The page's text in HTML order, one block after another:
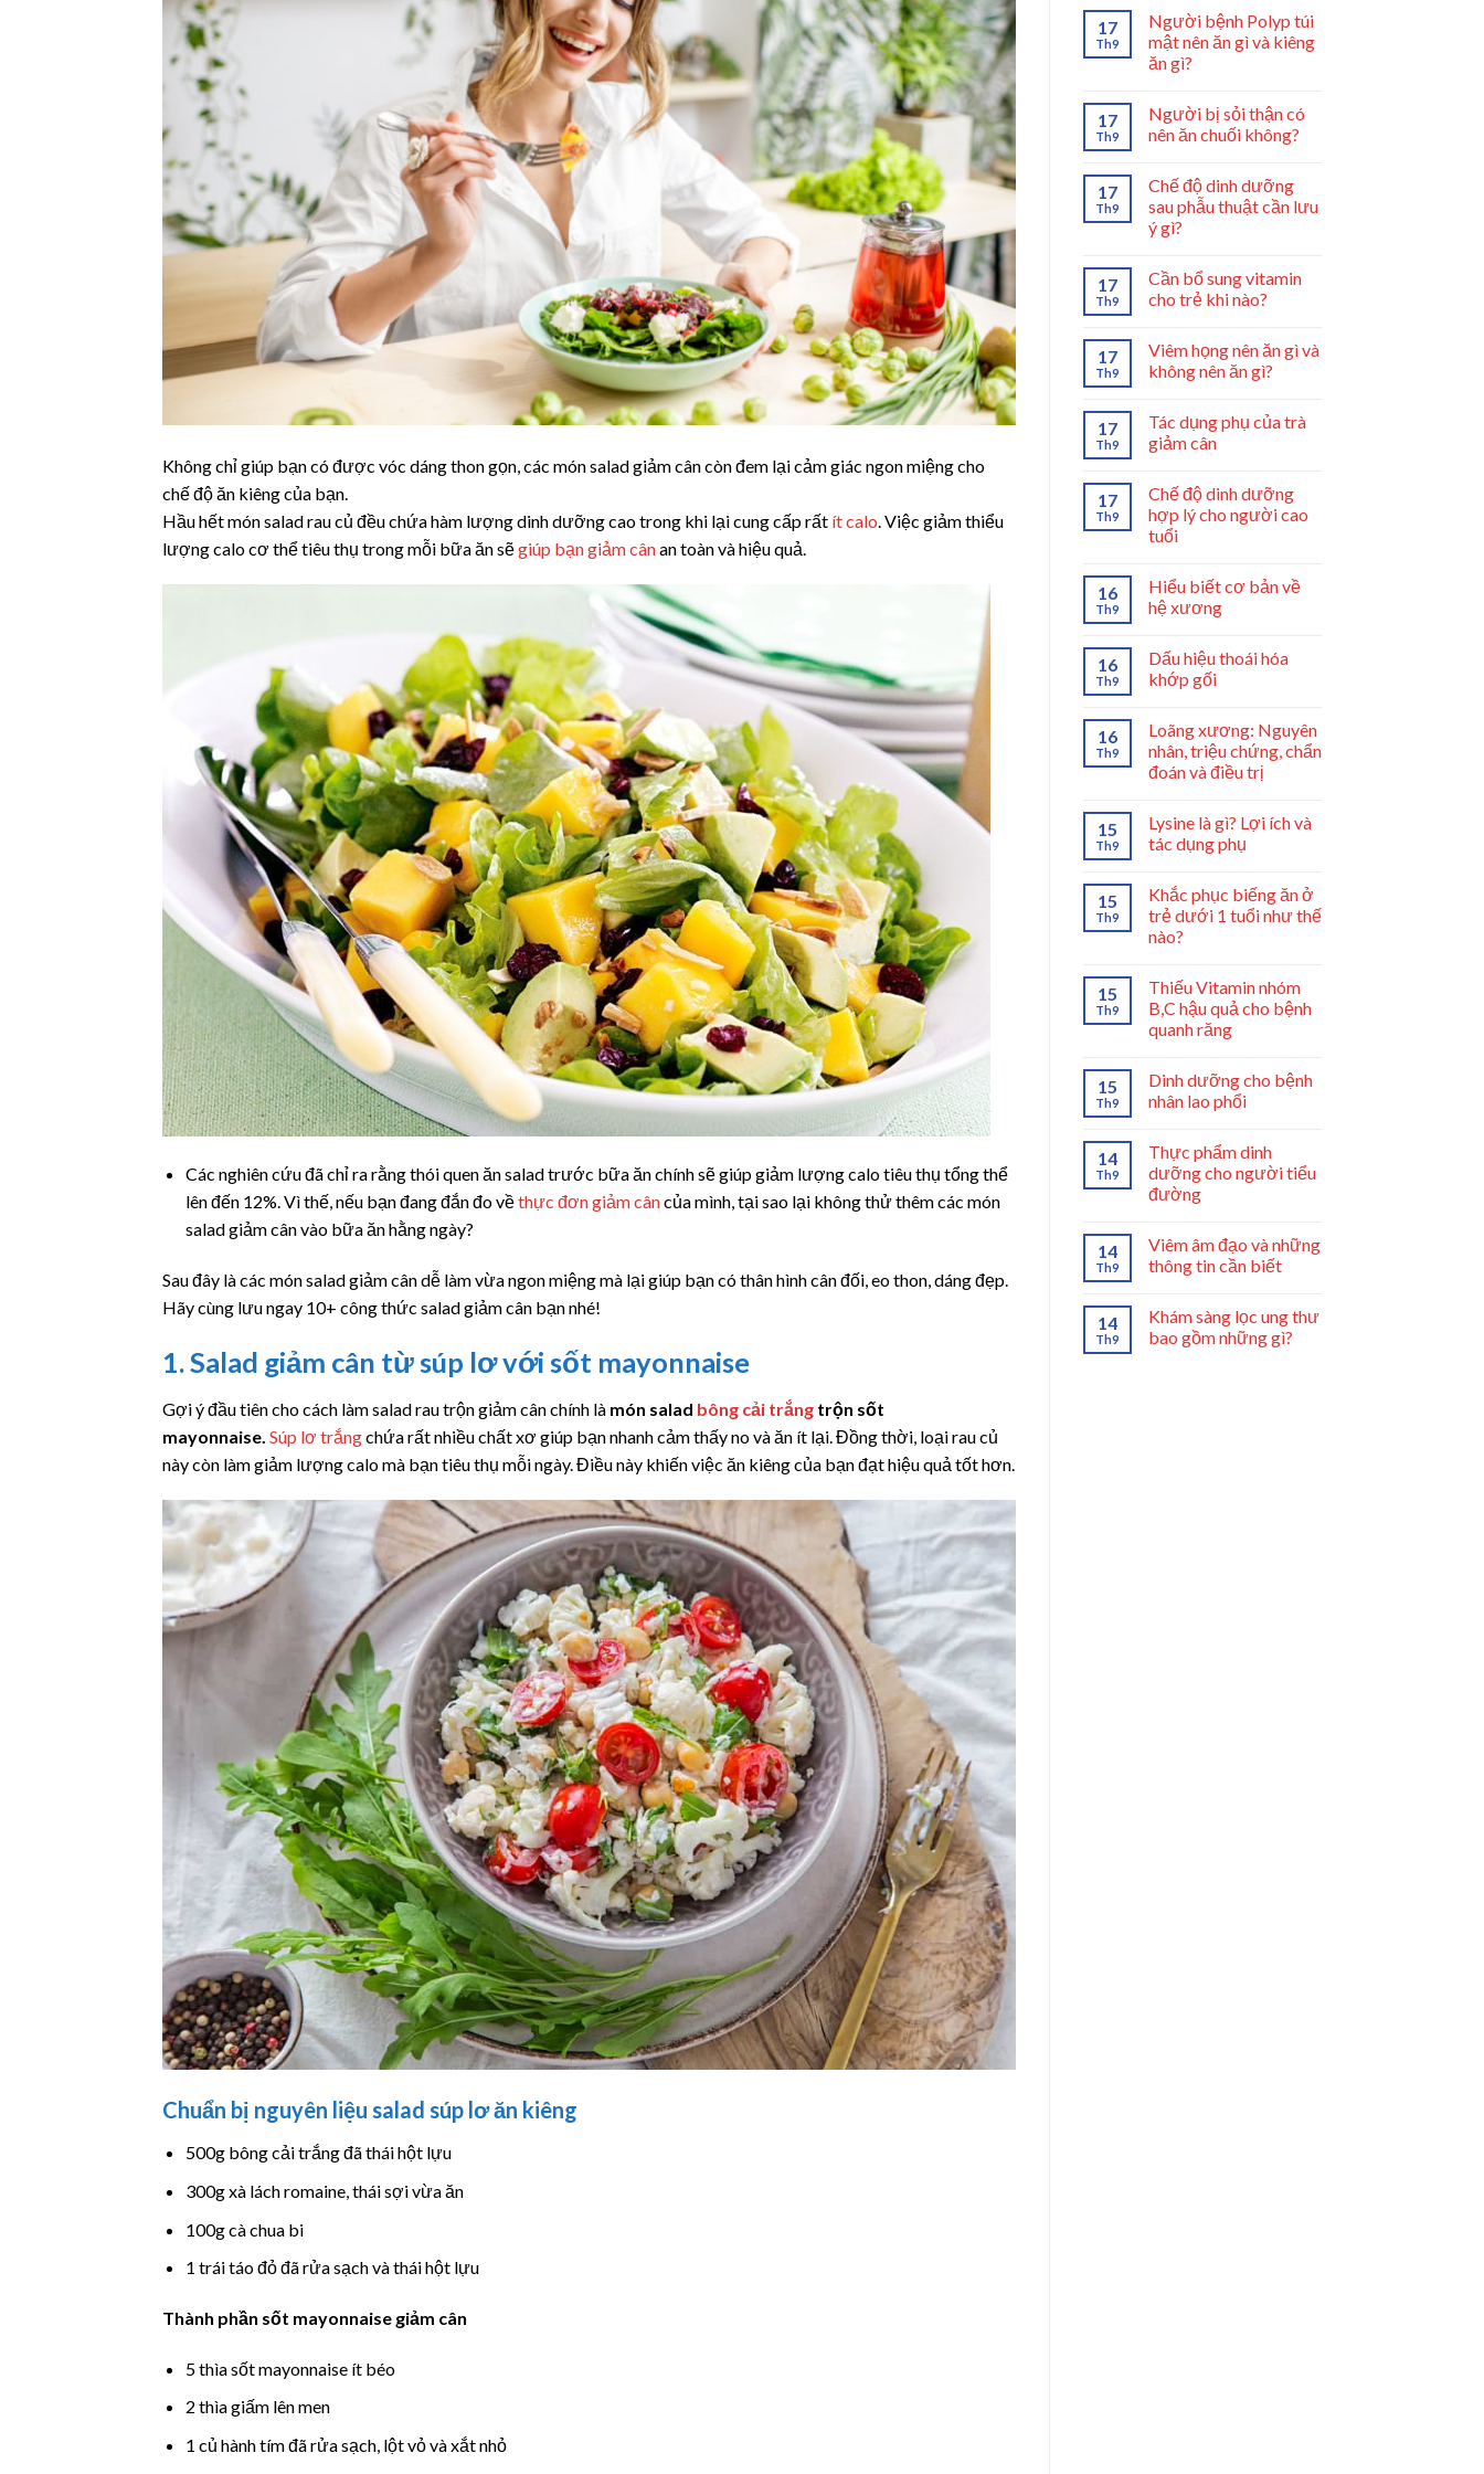
Không chỉ giúp bạn có được vóc dáng thon gọn, các món salad giảm cân còn đem lại cảm giác ngon miệng cho
chế độ ăn kiêng của bạn.
Hầu hết món salad rau củ đều chứa hàm lượng dinh dưỡng cao trong khi lại cung cấp rất ít calo . Việc giảm thiểu
lượng calo cơ thể tiêu thụ trong mỗi bữa ăn sẽgiúp bạn giảm cânan toàn và hiệu quả.
Các nghiên cứu đã chỉ ra rằng thói quen ăn salad trước bữa ăn chính sẽ giúp giảm lượng calo tiêu thụ tổng thể
lên đến 12%. Vì thế, nếu bạn đang đắn đo vềthực đơn giảm câncủa mình, tại sao lại không thử thêm các món
salad giảm cân vào bữa ăn hằng ngày?
Sau đây là các món salad giảm cân dễ làm vừa ngon miệng mà lại giúp bạn có thân hình cân đối, eo thon, dáng đẹp.
Hãy cùng lưu ngay 10+ công thức salad giảm cân bạn nhé!
1. Salad giảm cân từ súp lơ với sốt mayonnaise
Gợi ý đầu tiên cho cách làm salad rau trộn giảm cân chính là món salad bông cải trắng trộn sốt
mayonnaise. Súp lơ trắngchứa rất nhiều chất xơ giúp bạn nhanh cảm thấy no và ăn ít lại. Đồng thời, loại rau củ
này còn làm giảm lượng calo mà bạn tiêu thụ mỗi ngày. Điều này khiến việc ăn kiêng của bạn đạt hiệu quả tốt hơn.
Chuẩn bị nguyên liệu salad súp lơ ăn kiêng
500g bông cải trắng đã thái hột lựu
300g xà lách romaine, thái sợi vừa ăn
100g cà chua bi
1 trái táo đỏ đã rửa sạch và thái hột lựu
Thành phần sốt mayonnaise giảm cân
5 thìa sốt mayonnaise ít béo
2 thìa giấm lên men
1 củ hành tím đã rửa sạch, lột vỏ và xắt nhỏ
17
Th9
Người bệnh Polyp túi
mật nên ăn gì và kiêng
ăn gì?
17
Th9
Người bị sỏi thận có
nên ăn chuối không?
17
Th9
Chế độ dinh dưỡng
sau phẫu thuật cần lưu
ý gì?
17
Th9
Cần bổ sung vitamin
cho trẻ khi nào?
17
Th9
Viêm họng nên ăn gì và
không nên ăn gì?
17
Th9
Tác dụng phụ của trà
giảm cân
17
Th9
Chế độ dinh dưỡng
hợp lý cho người cao
tuổi
16
Th9
Hiểu biết cơ bản về
hệ xương
16
Th9
Dấu hiệu thoái hóa
khớp gối
16
Th9
Loãng xương: Nguyên
nhân, triệu chứng, chẩn
đoán và điều trị
15
Th9
Lysine là gì? Lợi ích và
tác dụng phụ
15
Th9
Khắc phục biếng ăn ở
trẻ dưới 1 tuổi như thế
nào?
15
Th9
Thiếu Vitamin nhóm
B,C hậu quả cho bệnh
quanh răng
15
Th9
Dinh dưỡng cho bệnh
nhân lao phổi
14
Th9
Thực phẩm dinh
dưỡng cho người tiểu
đường
14
Th9
Viêm âm đạo và những
thông tin cần biết
14
Th9
Khám sàng lọc ung thư
bao gồm những gì?